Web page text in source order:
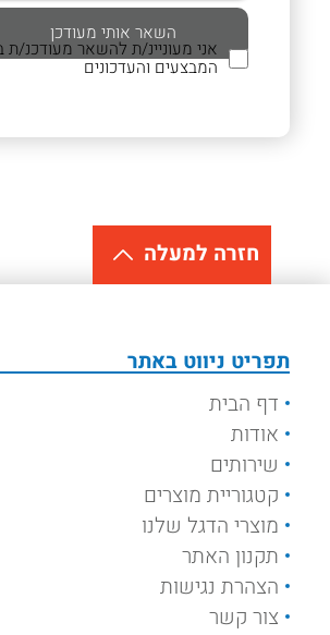
אני מעוניינ/ת להשאר מעודכנ/ת
המבצעים והעדכונים
חזרה למעלה
תפריט ניווט באתר
דף הבית
אודות
שירותים
קטגוריית מוצרים
מוצרי הדגל שלנו
תקנון האתר
הצהרת נגישות
צור קשר